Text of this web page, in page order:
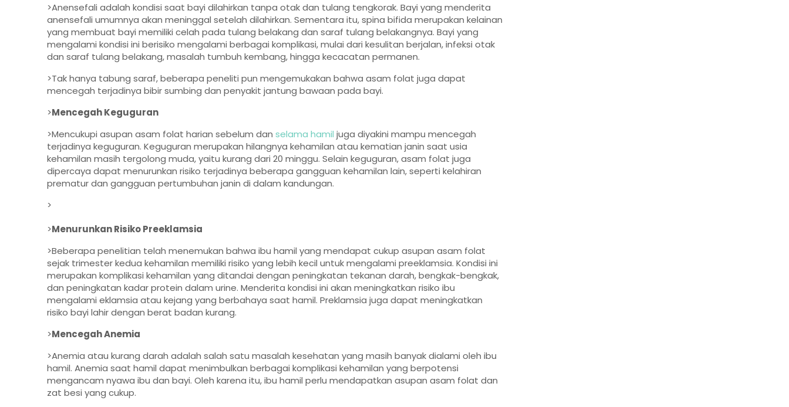
>Anensefali adalah kondisi saat bayi dilahirkan tanpa otak dan tulang tengkorak. Bayi yang menderita
anensefali umumnya akan meninggal setelah dilahirkan. Sementara itu, spina bifida merupakan kelainan
yang membuat bayi memiliki celah pada tulang belakang dan saraf tulang belakangnya. Bayi yang
mengalami kondisi ini berisiko mengalami berbagai komplikasi, mulai dari kesulitan berjalan, infeksi otak
dan saraf tulang belakang, masalah tumbuh kembang, hingga kecacatan permanen.
>Tak hanya tabung saraf, beberapa peneliti pun mengemukakan bahwa asam folat juga dapat
mencegah terjadinya bibir sumbing dan penyakit jantung bawaan pada bayi.
>Mencegah Keguguran
>Mencukupi asupan asam folat harian sebelum dan selama hamil juga diyakini mampu mencegah
terjadinya keguguran. Keguguran merupakan hilangnya kehamilan atau kematian janin saat usia
kehamilan masih tergolong muda, yaitu kurang dari 20 minggu. Selain keguguran, asam folat juga
dipercaya dapat menurunkan risiko terjadinya beberapa gangguan kehamilan lain, seperti kelahiran
prematur dan gangguan pertumbuhan janin di dalam kandungan.
>
>Menurunkan Risiko Preeklamsia
>Beberapa penelitian telah menemukan bahwa ibu hamil yang mendapat cukup asupan asam folat
sejak trimester kedua kehamilan memiliki risiko yang lebih kecil untuk mengalami preeklamsia. Kondisi ini
merupakan komplikasi kehamilan yang ditandai dengan peningkatan tekanan darah, bengkak-bengkak,
dan peningkatan kadar protein dalam urine. Menderita kondisi ini akan meningkatkan risiko ibu
mengalami eklamsia atau kejang yang berbahaya saat hamil. Preklamsia juga dapat meningkatkan
risiko bayi lahir dengan berat badan kurang.
>Mencegah Anemia
>Anemia atau kurang darah adalah salah satu masalah kesehatan yang masih banyak dialami oleh ibu
hamil. Anemia saat hamil dapat menimbulkan berbagai komplikasi kehamilan yang berpotensi
mengancam nyawa ibu dan bayi. Oleh karena itu, ibu hamil perlu mendapatkan asupan asam folat dan
zat besi yang cukup.